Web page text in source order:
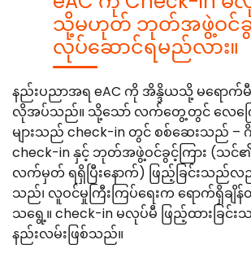
သို့မဟုတ် ဘုတ်အဖွဲ့ဝင်ခွ
လုပ်ဆောင်ရမည်လား။
နည်းပညာအရ eAC ကို အိန္ဒိယသို့ မရောက်
လိုအပ်သည်။ သို့သော် လက်တွေ့တွင် လေကြေ
များသည် check-in တွင် စစ်ဆေးသည် –
check-in နှင့် ဘုတ်အဖွဲ့ဝင်ခွင့်ကြား (သ
လက်မှတ် ရရှိပြီးနောက်) ဖြည့်ခြင်းသည်
သည်၊ လူဝင်မှုကြီးကြပ်ရေးက ရောက်ရှိချိ
သရွေ့။ check-in မလုပ်မီ ဖြည့်ထားခြင်
နည်းလမ်းဖြစ်သည်။